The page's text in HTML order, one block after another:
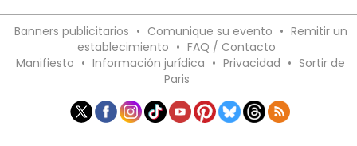
Banners publicitarios • Comunique su evento • Remitir un
establecimiento • FAQ / Contacto
Manifiesto • Información jurídica • Privacidad • Sortir de
Paris